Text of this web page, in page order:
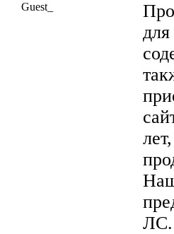
Guest_
ЛС.